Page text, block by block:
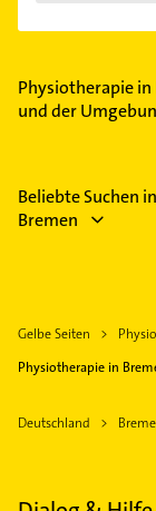
Physiotherapie in
und der
Beliebte Suchen in
Bremen
Gelbe Seiten
Physiotherapie in
Deutschland